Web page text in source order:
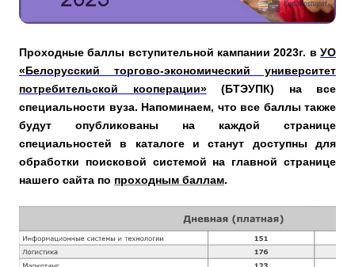
Проходные баллы вступительной кампании 2023г. в УО
«Белорусский торгово-экономический университет
потребительской кооперации»(БТЭУПК) на все
специальности вуза. Напоминаем, что все баллы также
будут опубликованы на каждой странице
специальностей в каталоге и станут доступны для
обработки поисковой системой на главной странице
нашего сайта по проходным баллам.